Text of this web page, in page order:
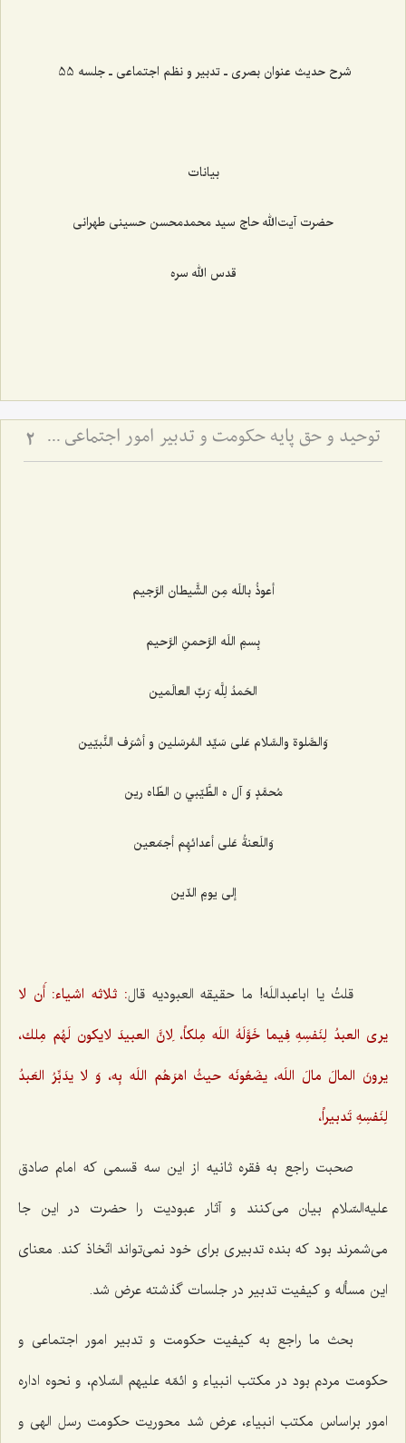
شرح حدیث عنوان بصری ـ تدبیر و نظم اجتماعی ـ جلسه 55
بیانات
حضرت آیت‌الله حاج سید محمدمحسن حسینی طهرانی
قدس الله سره
توحید و حق پایه حكومت و تدبیر امور اجتماعى در مكتب انبیاء الهی 2
أعوذُ باللَه مِن الشَّيطان الرَّجيم‌
بِسمِ اللَه الرَّحمنِ الرَّحيم‌
الحَمدُ لِلَّه رَبِّ العالَمين‌
وَالصَّلوة والسَّلام عَلى سَيِّد المُرسَلين و أشرَف النَّبيّين‌
مُحمَّدٍ وَ آل ه الطَّيّبي ن الطّاه رين‌
وَاللَعنةُ عَلى أعدائهِم أجمَعين‌
إلى يومِ الدّين‌
قلتُ یا اباعبداللَه! ما حقیقه العبودیه قال: ثلاثه اشیاء: أَن لا
یری العبدُ لِنَفسِهِ فِیما خَوَّلَهُ اللَه مِلكاً، لِانَّ العبیدَ لایكون لَهُم مِلك،
یرونَ المالَ مالَ اللَه، یضَعُونَه حیثُ امَرَهُم اللَه بِه، وَ لا یدَبِّرُ العَبدُ
لِنَفسِهِ تَدبیراً،
صحبت راجع به فقره ثانیه از این سه قسمی كه امام صادق
علیه‌السّلام بیان می‌كنند و آثار عبودیت را حضرت در این جا
می‌شمرند بود كه بنده تدبیری برای خود نمی‌تواند اتّخاذ كند. معنای
این مسأله و كیفیت تدبیر در جلسات گذشته عرض شد.
بحث ما راجع به كیفیت حكومت و تدبیر امور اجتماعی و
حكومت مردم بود در مكتب انبیاء و ائمّه علیهم السّلام، و نحوه اداره
امور براساس مكتب انبیاء، عرض شد محوریت حكومت رسل الهی و